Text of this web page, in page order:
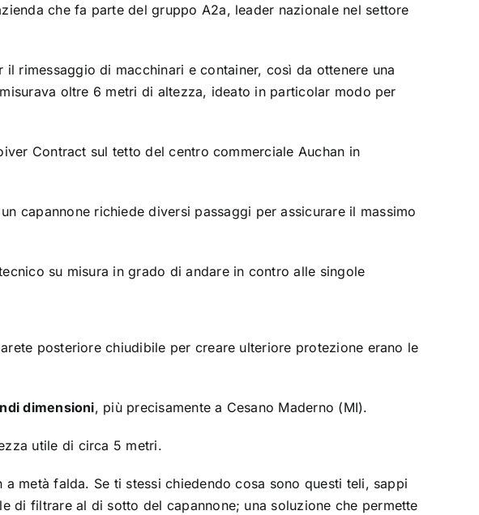
che fa parte del gruppo A2a, leader nazionale nel settore
il rimessaggio di macchinari e container, così da ottenere una
oltre 6 metri di altezza, ideato in particolar modo per
Contract sul tetto del centro commerciale Auchan in
capannone richiede diversi passaggi per assicurare il massimo
su misura in grado di andare in contro alle singole
posteriore chiudibile per creare ulteriore protezione erano le
dimensioni, più precisamente a Cesano Maderno (MI).
utile di circa 5 metri.
metà falda. Se ti stessi chiedendo cosa sono questi teli, sappi
di filtrare al di sotto del capannone; una soluzione che permette